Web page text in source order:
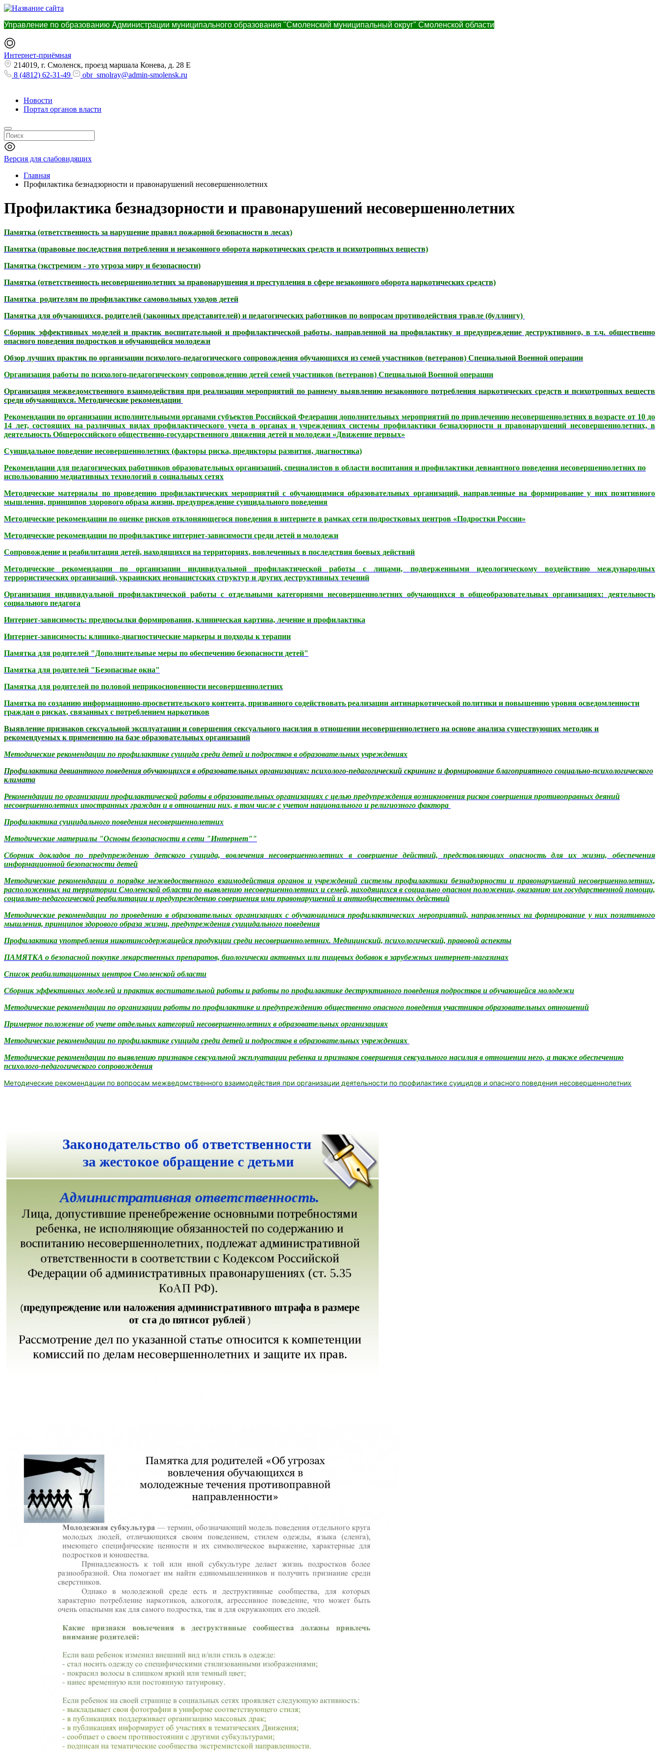
Управление по образованию Администрации муниципального образования "Смоленский муниципальный округ" Смоленской области
Интернет-приёмная
214019, г. Смоленск, проезд маршала Конева, д. 28 Е
8 (4812) 62-31-49
obr_smolray@admin-smolensk.ru
Новости
Портал органов власти
Версия для слабовидящих
Главная
Профилактика безнадзорности и правонарушений несовершеннолетних
Профилактика безнадзорности и правонарушений несовершеннолетних
Памятка (ответственность за нарушение правил пожарной безопасности в лесах)
Памятка (правовые последствия потребления и незаконного оборота наркотических средств и психотропных веществ)
Памятка (экстремизм - это угроза миру и безопасности)
Памятка (ответственность несовершеннолетних за правонарушения и преступления в сфере незаконного оборота наркотических средств)
Памятка родителям по профилактике самовольных уходов детей
Памятка для обучающихся, родителей (законных представителей) и педагогических работников по вопросам противодействия травле (буллингу)
Сборник эффективных моделей и практик воспитательной и профилактической работы, направленной на профилактику и предупреждение деструктивного, в т.ч. общественно
опасного поведения подростков и обучающейся молодежи
Обзор лучших практик по организации психолого-педагогического сопровождения обучающихся из семей участников (ветеранов) Специальной Военной операции
Организация работы по психолого-педагогическому сопровождению детей семей участников (ветеранов) Специальной Военной операции
Организация межведомственного взаимодействия при реализации мероприятий по раннему выявлению незаконного потребления наркотических средств и психотропных веществ
среди обучающихся. Методические рекомендации
Рекомендации по организации исполнительными органами субъектов Российской Федерации дополнительных мероприятий по привлечению несовершеннолетних в возрасте от 10 до
14 лет, состоящих на различных видах профилактического учета в органах и учреждениях системы профилактики безнадзорности и правонарушений несовершеннолетних, в
деятельность Общероссийского общественно-государственного движения детей и молодежи «Движение первых»
Суицидальное поведение несовершеннолетних (факторы риска, предикторы развития, диагностика)
Рекомендации для педагогических работников образовательных организаций, специалистов в области воспитания и профилактики девиантного поведения несовершеннолетних по
использованию медиативных технологий в социальных сетях
Методические материалы по проведению профилактических мероприятий с обучающимися образовательных организаций, направленные на формирование у них позитивного
мышления, принципов здорового образа жизни, предупреждение суицидального поведения
Методические рекомендации по оценке рисков отклоняющегося поведения в интернете в рамках сети подростковых центров «Подростки России»
Методические рекомендации по профилактике интернет-зависимости среди детей и молодежи
Сопровождение и реабилитация детей, находящихся на территориях, вовлеченных в последствия боевых действий
Методические рекомендации по организации индивидуальной профилактической работы с лицами, подверженными идеологическому воздействию международных
террористических организаций, украинских неонацистских структур и других деструктивных течений
Организация индивидуальной профилактической работы с отдельными категориями несовершеннолетних обучающихся в общеобразовательных организациях: деятельность
социального педагога
Интернет-зависимость: предпосылки формирования, клиническая картина, лечение и профилактика
Интернет-зависимость: клинико-диагностические маркеры и подходы к терапии
Памятка для родителей "Дополнительные меры по обеспечению безопасности детей"
Памятка для родителей "Безопасные окна"
Памятка для родителей по половой неприкосновенности несовершеннолетних
Памятка по созданию информационно-просветительского контента, призванного содействовать реализации антинаркотической политики и повышению уровня осведомленности
граждан о рисках, связанных с потреблением наркотиков
Выявление признаков сексуальной эксплуатации и совершения сексуального насилия в отношении несовершеннолетнего на основе анализа существующих методик и
рекомендуемых к применению на базе образовательных организаций
Методические рекомендации по профилактике суицида среди детей и подростков в образовательных учреждениях
Профилактика девиантного поведения обучающихся в образовательных организациях: психолого-педагогический скрининг и формирование благоприятного социально-психологического
климата
Рекомендации по организации профилактической работы в образовательных организациях с целью предупреждения возникновения рисков совершения противоправных деяний
несовершеннолетних иностранных граждан и в отношении них, в том числе с учетом национального и религиозного фактора
Профилактика суицидального поведения несовершеннолетних
Методические материалы "Основы безопасности в сети "Интернет""
Сборник докладов по предупреждению детского суицида, вовлечения несовершеннолетних в совершение действий, представляющих опасность для их жизни, обеспечения
информационной безопасности детей
Методические рекомендации о порядке межведоственного взаимодействия органов и учреждений системы профилактики безнадзорности и правонарушений несовершеннолетних,
расположенных на территории Смоленской области по выявлению несовершеннолетних и семей, находящихся в социально опасном положении, оказанию им государственной помощи,
социально-педагогической реабилитации и предупреждению совершения ими правонарушений и антиобщественных действий
Методические рекомендации по проведению в образовательных организациях с обучающимися профилактических мероприятий, направленных на формирование у них позитивного
мышления, принципов здорового образа жизни, предупреждения суицидального поведения
Профилактика употребления никотинсодержащейся продукции среди несовершеннолетних. Медицинский, психологический, правовой аспекты
ПАМЯТКА о безопасной покупке лекарственных препаратов, биологически активных или пищевых добавок в зарубежных интернет-магазинах
Список реабилитационных центров Смоленской области
Сборник эффективных моделей и практик воспитательной работы и работы по профилактике деструктивного поведения подростков и обучающейся молодежи
Методические рекомендации по организации работы по профилактике и предупреждению общественно опасного поведения участников образовательных отношений
Примерное положение об учете отдельных категорий несовершеннолетних в образовательных организациях
Методические рекомендации по профилактике суицида среди детей и подростков в образовательных учреждениях
Методические рекомендации по выявлению признаков сексуальной эксплуатации ребенка и признаков совершения сексуального насилия в отношении него, а также обеспечению
психолого-педагогического сопровождения
Методические рекомендации по вопросам межведомственного взаимодействия при организации деятельности по профилактике суицидов и опасного поведения несовершеннолетних